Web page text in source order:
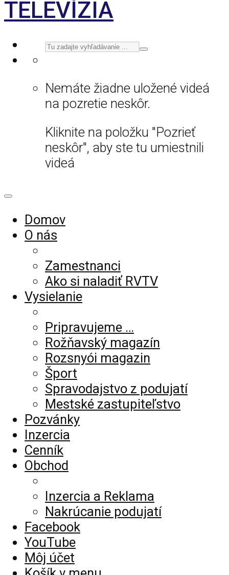
Nemáte žiadne uložené videá
na pozretie neskôr.
Kliknite na položku "Pozrieť
neskôr", aby ste tu umiestnili
videá
Domov
O nás
Zamestnanci
Ako si naladiť RVTV
Vysielanie
Pripravujeme …
Rožňavský magazín
Rozsnyói magazin
Šport
Spravodajstvo z podujatí
Mestské zastupiteľstvo
Pozvánky
Inzercia
Cenník
Obchod
Inzercia a Reklama
Nakrúcanie podujatí
Facebook
YouTube
Môj účet